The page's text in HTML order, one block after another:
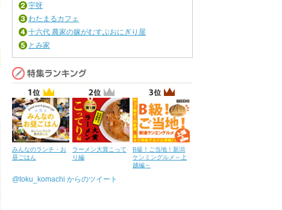
宇呀
わたまるカフェ
十六代 農家の嫁がむすぶおにぎり屋
とみ家
みんなのランチ・お
昼ごはん
ラーメン大賞こって
り編
B級！ご当地！新潟
ケンミングルメ～上
越編～
@toku_komachi からのツイート